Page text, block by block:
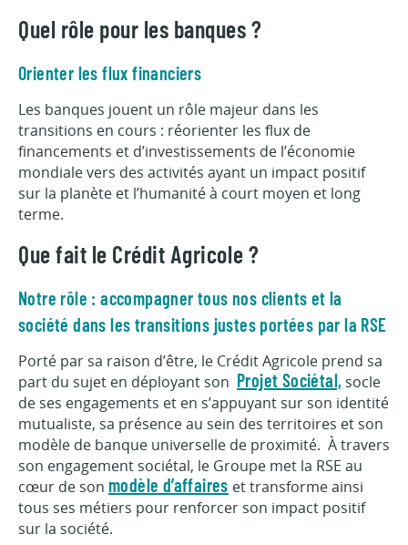
Quel rôle pour les banques ?
Orienter les flux financiers
Les banques jouent un rôle majeur dans les
transitions en cours : réorienter les flux de
financements et d’investissements de l’économie
mondiale vers des activités ayant un impact positif
sur la planète et l’humanité à court moyen et long
terme.
Que fait le Crédit Agricole ?
Notre rôle : accompagner tous nos clients et la
société dans les transitions justes portées par la RSE
Porté par sa raison d’être, le Crédit Agricole prend sa
part du sujet en déployant son Projet Sociétal, socle
de ses engagements et en s’appuyant sur son identité
mutualiste, sa présence au sein des territoires et son
modèle de banque universelle de proximité. À travers
son engagement sociétal, le Groupe met la RSE au
cœur de son modèle d’affaires et transforme ainsi
tous ses métiers pour renforcer son impact positif
sur la société.